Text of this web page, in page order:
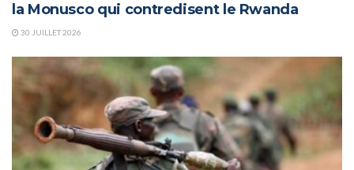
la Monusco qui contredisent le Rwanda
30 JUILLET 2026